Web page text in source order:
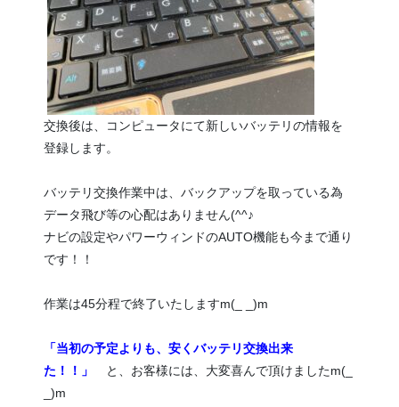
交換後は、コンピュータにて新しいバッテリの情報を
登録します。
バッテリ交換作業中は、バックアップを取っている為
データ飛び等の心配はありません(^^♪
ナビの設定やパワーウィンドのAUTO機能も今まで通り
です！！
作業は45分程で終了いたしますm(_ _)m
「当初の予定よりも、安くバッテリ交換出来
た！！」
と、お客様には、大変喜んで頂けましたm(_
_)m